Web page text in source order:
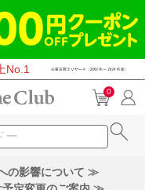
No.1
0
の影響について ≫